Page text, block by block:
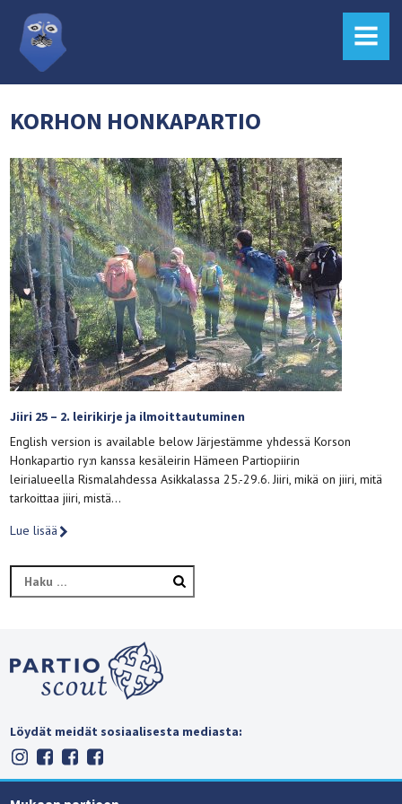
MENU
KORHON HONKAPARTIO
Jiiri 25 – 2. leirikirje ja ilmoittautuminen
English version is available below Järjestämme yhdessä Korson
Honkapartio ry:n kanssa kesäleirin Hämeen Partiopiirin
leirialueella Rismalahdessa Asikkalassa 25.-29.6. Jiiri, mikä on jiiri, mitä
tarkoittaa jiiri, mistä…
Lue lisää
Haku:
Löydät meidät sosiaalisesta mediasta: